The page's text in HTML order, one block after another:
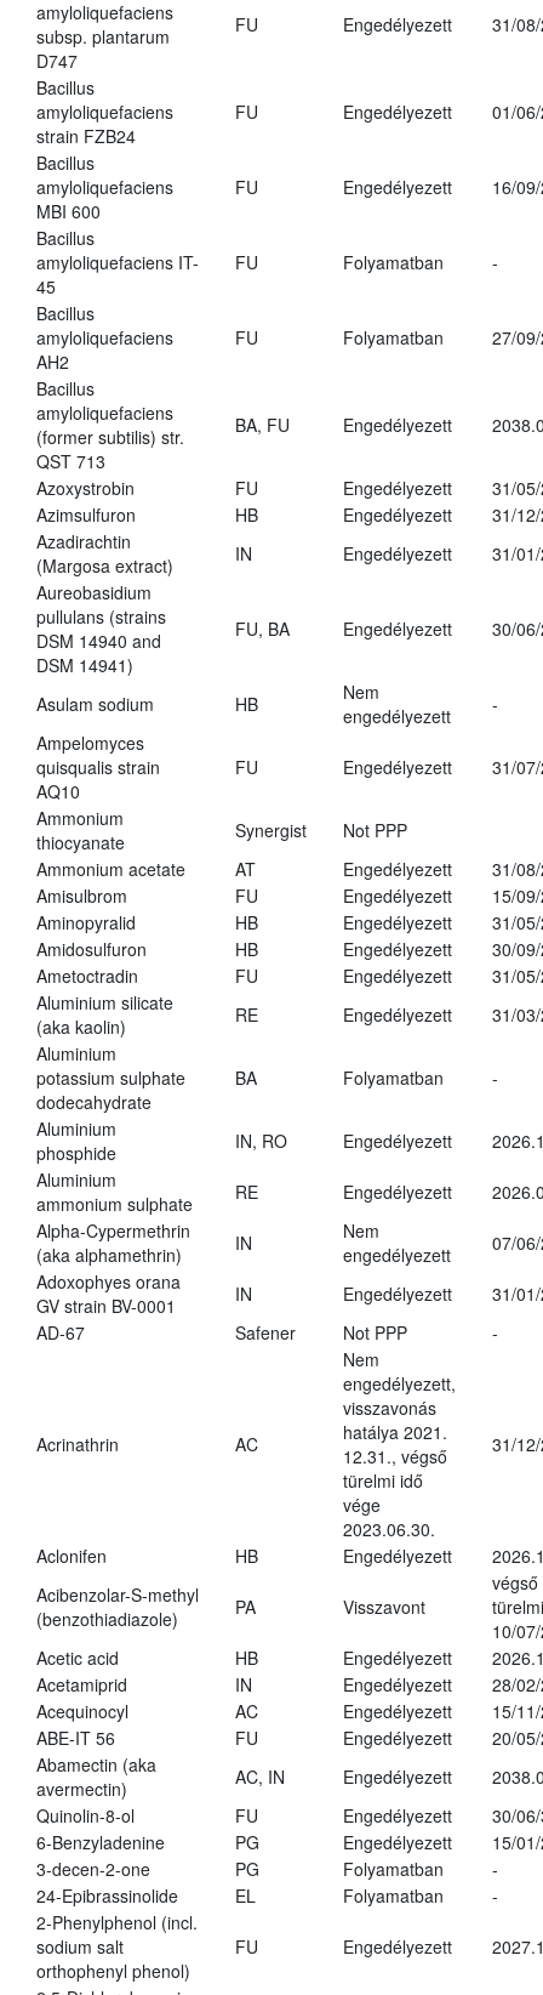
amyloliquefaciens
subsp. plantarum
D747
FU Engedélyezett 31/
Bacillus
amyloliquefaciens
strain FZB24
FU Engedélyezett 01/
Bacillus
amyloliquefaciens
MBI 600
FU Engedélyezett 16/
Bacillus
amyloliquefaciens IT-
45
FU Folyamatban -
Bacillus
amyloliquefaciens
AH2
FU Folyamatban 27/
Bacillus
amyloliquefaciens
(former subtilis) str.
QST 713
BA, FU Engedélyezett
Azoxystrobin FU Engedélyezett
31/
Azimsulfuron
HB Engedélyezett
31/
Azadirachtin
(Margosa extract)
IN Engedélyezett
31/
Aureobasidium
pullulans (strains
DSM 14940 and
DSM 14941)
FU, BA Engedélyezett 30/
Asulam sodium HB
Nem
engedélyezett
-
Ampelomyces
quisqualis strain
AQ10
FU Engedélyezett 31/
Ammonium
thiocyanate
Synergist
Not PPP
Ammonium acetate
AT Engedélyezett
31/
Amisulbrom
FU Engedélyezett
15/
Aminopyralid
HB Engedélyezett
31/
Amidosulfuron
HB Engedélyezett
30/
Ametoctradin
FU Engedélyezett
31/
Aluminium silicate
(aka kaolin)
RE Engedélyezett
31/
Aluminium
potassium sulphate
dodecahydrate
BA Folyamatban -
Aluminium
phosphide
IN, RO Engedélyezett
Aluminium
ammonium sulphate
RE Engedélyezett
Alpha-Cypermethrin
(aka alphamethrin)
IN
Nem
engedélyezett
07/
Adoxophyes orana
GV strain BV-0001
IN Engedélyezett
31/
AD-67
Safener Not PPP -
Acrinathrin AC
Nem
engedélyezett,
visszavonás
hatálya 2021.
12.31., végső
türelmi idő
vége
2023.06.30.
31/
Aclonifen HB Engedélyezett
Acibenzolar-S-methyl
(benzothiadiazole)
PA Visszavont
végső
10/
Acetic acid
HB Engedélyezett
Acetamiprid
IN Engedélyezett
28/
Acequinocyl
AC Engedélyezett
15/
ABE-IT 56
FU Engedélyezett
20/
Abamectin (aka
avermectin)
AC, IN Engedélyezett
Quinolin-8-ol
FU Engedélyezett
30/
6-Benzyladenine
PG Engedélyezett
15/
3-decen-2-one
PG Folyamatban
-
24-Epibrassinolide
EL Folyamatban
-
2-Phenylphenol (incl.
sodium salt
orthophenyl phenol)
FU Engedélyezett